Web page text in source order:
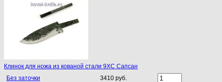
Клинок для ножа из кованой стали 9ХС Сапсан
Без заточки
3410 руб.